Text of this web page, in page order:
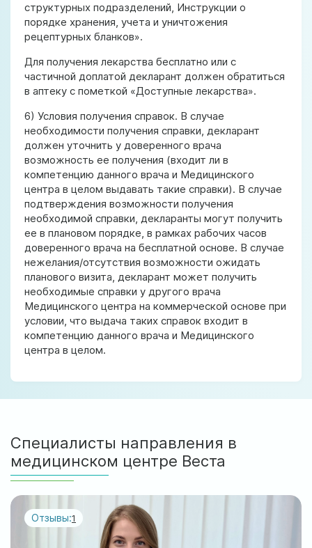
структурных подразделений, Инструкции о
порядке хранения, учета и уничтожения
рецептурных бланков».
Для получения лекарства бесплатно или с
частичной доплатой декларант должен обратиться
в аптеку с пометкой «Доступные лекарства».
6) Условия получения справок. В случае
необходимости получения справки, декларант
должен уточнить у доверенного врача
возможность ее получения (входит ли в
компетенцию данного врача и Медицинского
центра в целом выдавать такие справки). В случае
подтверждения возможности получения
необходимой справки, декларанты могут получить
ее в плановом порядке, в рамках рабочих часов
доверенного врача на бесплатной основе. В случае
нежелания/отсутствия возможности ожидать
планового визита, декларант может получить
необходимые справки у другого врача
Медицинского центра на коммерческой основе при
условии, что выдача таких справок входит в
компетенцию данного врача и Медицинского
центра в целом.
Специалисты направления в
медицинском центре Веста
Отзывы:1